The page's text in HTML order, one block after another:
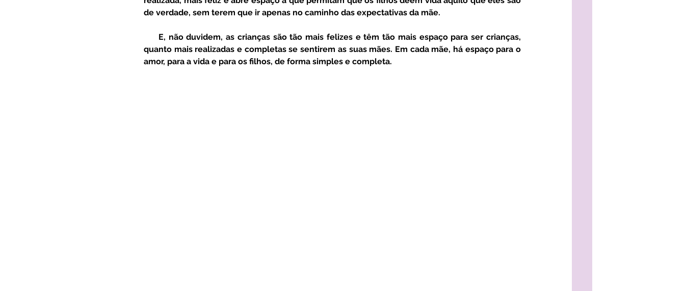
de verdade, sem terem que ir apenas no caminho das expectativas da mãe.
quanto mais realizadas e completas se sentirem as suas mães. Em cada mãe, há espaço para o
amor, para a vida e para os filhos, de forma simples e completa.